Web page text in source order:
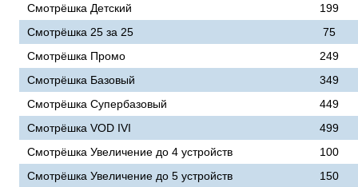
Смотрёшка Детский
199
Смотрёшка 25 за 25
75
Смотрёшка Промо
249
Смотрёшка Базовый
349
Смотрёшка Супербазовый
449
Смотрёшка VOD IVI
499
Смотрёшка Увеличение до 4 устройств
100
Смотрёшка Увеличение до 5 устройств
150